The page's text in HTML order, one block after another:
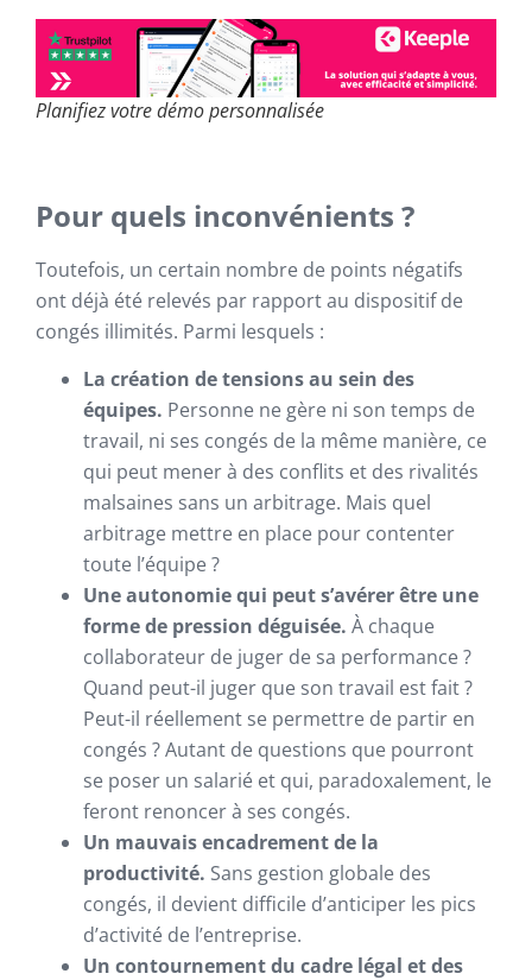
Planifiez votre démo personnalisée
Pour quels inconvénients ?
Toutefois, un certain nombre de points négatifs
ont déjà été relevés par rapport au dispositif de
congés illimités. Parmi lesquels :
La création de tensions au sein des
équipes. Personne ne gère ni son temps de
travail, ni ses congés de la même manière, ce
qui peut mener à des conflits et des rivalités
malsaines sans un arbitrage. Mais quel
arbitrage mettre en place pour contenter
toute l’équipe ?
Une autonomie qui peut s’avérer être une
forme de pression déguisée. À chaque
collaborateur de juger de sa performance ?
Quand peut-il juger que son travail est fait ?
Peut-il réellement se permettre de partir en
congés ? Autant de questions que pourront
se poser un salarié et qui, paradoxalement, le
feront renoncer à ses congés.
Un mauvais encadrement de la
productivité. Sans gestion globale des
congés, il devient difficile d’anticiper les pics
d’activité de l’entreprise.
Un contournement du cadre légal et des